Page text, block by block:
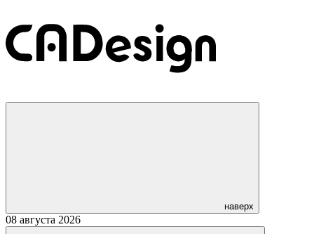
наверх
08 августа 2026